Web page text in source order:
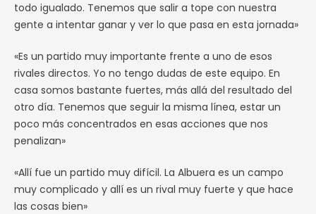
todo igualado. Tenemos que salir a tope con nuestra
gente a intentar ganar y ver lo que pasa en esta jornada»
«Es un partido muy importante frente a uno de esos
rivales directos. Yo no tengo dudas de este equipo. En
casa somos bastante fuertes, más allá del resultado del
otro día. Tenemos que seguir la misma línea, estar un
poco más concentrados en esas acciones que nos
penalizan»
«Allí fue un partido muy difícil. La Albuera es un campo
muy complicado y allí es un rival muy fuerte y que hace
las cosas bien»